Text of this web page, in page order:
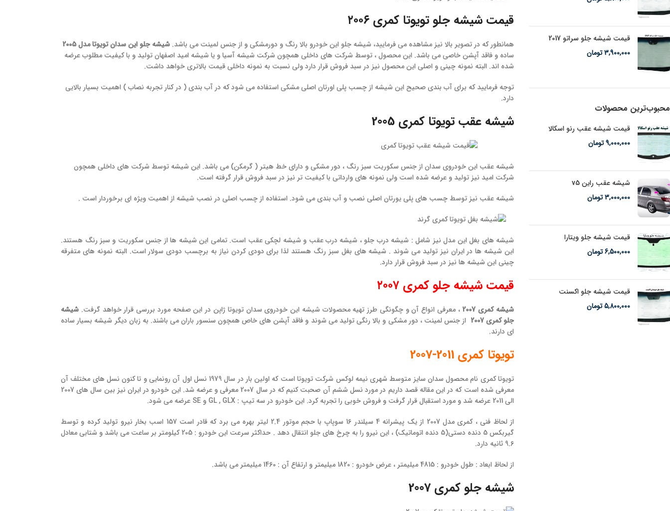
قیمت شیشه جلو سراتو 2017
3,900,000تومان
محبوب‌ترین محصولات
قیمت شیشه عقب رنو اسکالا
9,000,000تومان
شیشه عقب راین v5
3,000,000تومان
قیمت شیشه جلو ویتارا
6,500,000تومان
قیمت شیشه جلو اکسنت
5,800,000تومان
قیمت شیشه جلو تویوتا کمری ۲۰۰۶
همانطور که در تصویر بالا نیز مشاهده می فرمایید، شیشه جلو این خودرو بالا رنگ و دورمشکی و از جنس لمینت می باشد. شیشه جلو این سدان تویوتا مدل 2005
ساده و فاقد آپشن خاصی می باشد. این محصول ، توسط شرکت های داخلی همچون شرکت شیشه آسیا و یا شیشه امید اصفهان تولید و با کیفیت مطلوب عرضه
شده اند. البته نمونه چینی و اصلی این محصول نیز در سبد فروش قرار دارد ولی نسبت به نمونه داخلی قیمت بالاتری خواهد داشت.
توجه فرمایید که برای آب بندی صحیح این شیشه از چسب پلی اورتان اصلی مشکی استفاده می شود که در آب بندی ( در کنار تجربه نصاب ) اهمیت بسیار بالایی
دارد.
شیشه عقب تویوتا کمری
شیشه عقب این خودروی سدان از جنس سکوریت سبز رنگ ، دور مشکی و دارای خط هیتر ( گرمکن) می باشد. این شیشه توسط شرکت های داخلی همچون
شرکت امید نیز تولید و عرضه شده است ولی نمونه های وارداتی با کیفیت تر نیز در سبد فروش قرار گرفته است.
شیشه عقب نیز توسط چسب های پلی یورتان اصلی نصب و آب بندی می شود. استفاده از چسب اصلی در نصب شیشه از اهمیت ویژه ای برخوردار است .
شیشه های بغل این مدل نیز شامل : شیشه درب جلو ، شیشه درب عقب و شیشه لچکی عقب است. تمامی این شیشه ها از جنس سکوریت و سبز رنگ هستند.
این شیشه ها در ایران نیز تولید می شوند . شیشه های بغل سبز رنگ هستند لذا برای دودی کردن نیاز به برچسب دودی سولار است. البته نمونه های متفرقه
چینی این شیشه ها نیز در سبد فروش قرار دارد.
قیمت شیشه جلو کمری ۲۰۰۷
شیشه کمری 2007 ، معرفی انواع آن و چگونگی طرز تهیه محصولات شیشه این خودروی سدان تویوتا ژاپن در این صفحه مورد بررسی قرار خواهد گرفت. شیشه
جلو کمری 2007
از جنس لمینت ، دور مشکی و بالا رنگی تولید می شوند و فاقد آپشن های خاص همچون سنسور باران می باشند. به زبان دیگر شیشه بسیار ساده
ای دارند.
تویوتا کمری 2011-2007
تویوتا کمری نام محصول سدان سایز متوسط شهری نیمه لوکس شرکت تویوتا است که اولین بار در سال 1979 نسل اول آن رونمایی و تا کنون نسل های مختلف آن
معرفی شده است که در این مقاله قصد داریم در مورد نسل ششم آن صحبت کنیم که در سال 2007 معرفی و عرضه شد. این خودرو در ایران نیز بین سال های 2007
الی 2011 عرضه شد و مورد استقبال قرار گرفت و فروش خوبی را تجربه کرد. این خودرو در سه تیپ : GL , GLX و SE عرضه می شود.
از لحاظ فنی ، کمری مدل 2007 از یک پیشرانه 4 سیلندر 16 سوپاپ با حجم موتور 2.4 لیتر بهره می برد که قادر است 157 اسب بخار نیرو تولید کرده و توسط
گیربکس 5 دنده دستی(5 دنده اتوماتیک) ، این نیرو را به چرخ های جلو انتقال دهد . حداکثر سرعت این خودرو : 205 کیلومتر بر ساعت می باشد و شتابی معادل
9.6 ثانیه دارد.
از لحاظ ابعاد : طول خودرو : 4815 میلیمتر ، عرض خودرو : 1820 میلیمتر و ارتفاع آن : 1460 میلیمتر می باشد.
شیشه جلو کمری 2007